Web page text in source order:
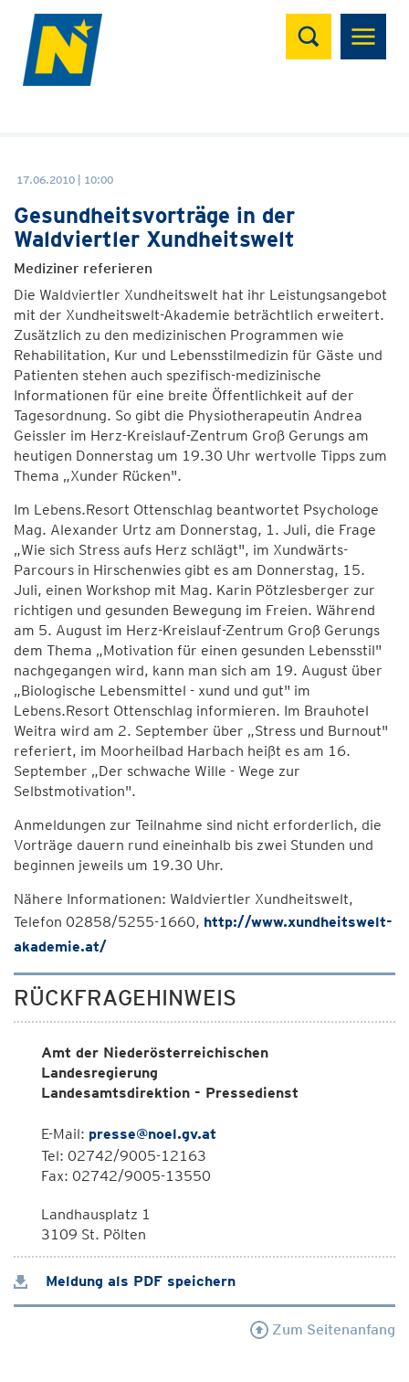
Suchen
17.06.2010 | 10:00
Gesundheitsvorträge in der
Waldviertler Xundheitswelt
Mediziner referieren
Die Waldviertler Xundheitswelt hat ihr Leistungsangebot
mit der Xundheitswelt-Akademie beträchtlich erweitert.
Zusätzlich zu den medizinischen Programmen wie
Rehabilitation, Kur und Lebensstilmedizin für Gäste und
Patienten stehen auch spezifisch-medizinische
Informationen für eine breite Öffentlichkeit auf der
Tagesordnung. So gibt die Physiotherapeutin Andrea
Geissler im Herz-Kreislauf-Zentrum Groß Gerungs am
heutigen Donnerstag um 19.30 Uhr wertvolle Tipps zum
Thema „Xunder Rücken".
Im Lebens.Resort Ottenschlag beantwortet Psychologe
Mag. Alexander Urtz am Donnerstag, 1. Juli, die Frage
„Wie sich Stress aufs Herz schlägt", im Xundwärts-
Parcours in Hirschenwies gibt es am Donnerstag, 15.
Juli, einen Workshop mit Mag. Karin Pötzlesberger zur
richtigen und gesunden Bewegung im Freien. Während
am 5. August im Herz-Kreislauf-Zentrum Groß Gerungs
dem Thema „Motivation für einen gesunden Lebensstil"
nachgegangen wird, kann man sich am 19. August über
„Biologische Lebensmittel - xund und gut" im
Lebens.Resort Ottenschlag informieren. Im Brauhotel
Weitra wird am 2. September über „Stress und Burnout"
referiert, im Moorheilbad Harbach heißt es am 16.
September „Der schwache Wille - Wege zur
Selbstmotivation".
Anmeldungen zur Teilnahme sind nicht erforderlich, die
Vorträge dauern rund eineinhalb bis zwei Stunden und
beginnen jeweils um 19.30 Uhr.
Nähere Informationen: Waldviertler Xundheitswelt,
Telefon 02858/5255-1660, http://www.xundheitswelt-
akademie.at/
RÜCKFRAGEHINWEIS
Amt der Niederösterreichischen
Landesregierung
Landesamtsdirektion - Pressedienst
E-Mail: presse@noel.gv.at
Tel: 02742/9005-12163
Fax: 02742/9005-13550
Landhausplatz 1
3109 St. Pölten
Meldung als PDF speichern
Zum Seitenanfang